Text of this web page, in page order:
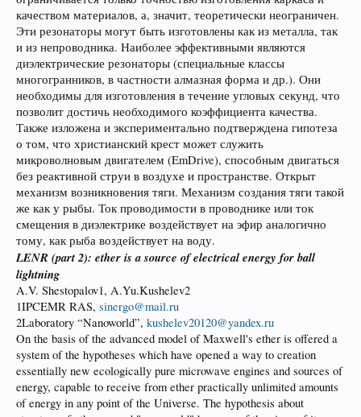
качеством материалов, а, значит, теоретически неограничен.
Эти резонаторы могут быть изготовлены как из металла, так
и из непроводника. Наиболее эффективными являются
диэлектрические резонаторы (специальные классы
многогранников, в частности алмазная форма и др.). Они
необходимы для изготовления в течение угловых секунд, что
позволит достичь необходимого коэффициента качества.
Также изложена и экспериментально подтверждена гипотеза
о том, что христианский крест может служить
микроволновым двигателем (EmDrive), способным двигаться
без реактивной струи в воздухе и пространстве. Открыт
механизм возникновения тяги. Механизм создания тяги такой
же как у рыбы. Ток проводимости в проводнике или ток
смещения в диэлектрике воздействует на эфир аналогично
тому, как рыба воздействует на воду.
LENR (part 2): ether is a source of electrical energy for ball
lightning
A.V. Shestopalov1, A.Yu.Kushelev2
1IPCEMR RAS, sinergo@mail.ru
2Laboratory “Nanoworld”, kushelev20120@yandex.ru
On the basis of the advanced model of Maxwell's ether is offered a
system of the hypotheses which have opened a way to creation
essentially new ecologically pure microwave engines and sources of
energy, capable to receive from ether practically unlimited amounts
of energy in any point of the Universe. The hypothesis about